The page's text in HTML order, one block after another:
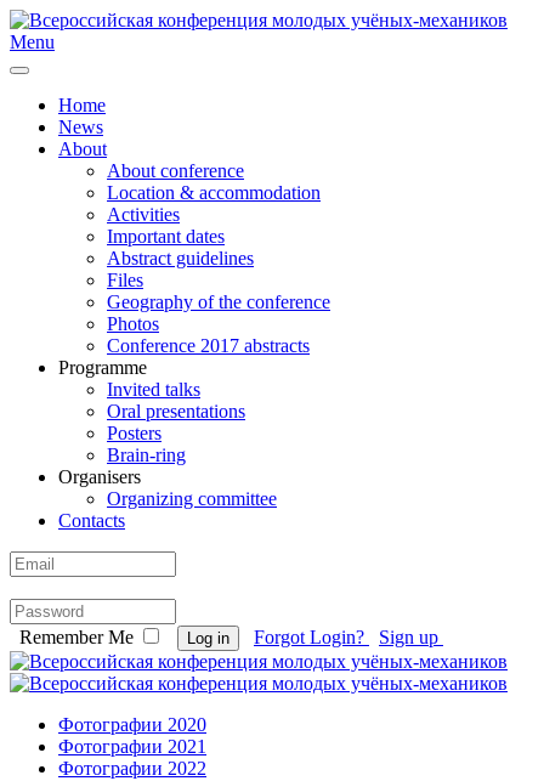
Menu
Home
News
About
About conference
Location & accommodation
Activities
Important dates
Abstract guidelines
Files
Geography of the conference
Photos
Conference 2017 abstracts
Programme
Invited talks
Oral presentations
Posters
Brain-ring
Organisers
Organizing committee
Contacts
Remember Me Log in Forgot Login? Sign up
Фотографии 2020
Фотографии 2021
Фотографии 2022